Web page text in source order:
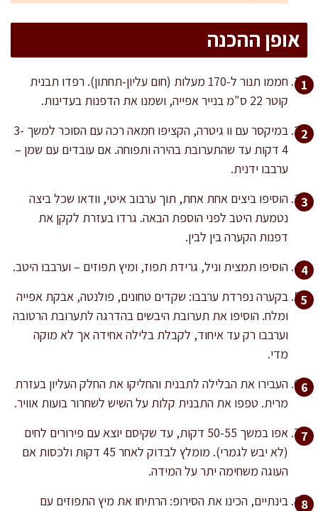
אופן ההכנה
חממו תנור ל-170 מעלות (חום עליון-תחתון). רפדו תבנית
קוטר 22 ס"מ בנייר אפייה, ושמנו את הדפנות בעדינות.
במיקסר עם וו גיטרה, הקציפו חמאה רכה עם הסוכר למשך 3-
4 דקות עד שהתערובת בהירה ותפוחה. אם עובדים עם שמן –
ערבבו ידנית.
הוסיפו ביצים אחת אחת, תוך ערבוב איטי, וודאו שכל ביצה
נטמעת היטב לפני הוספת הבאה. גרדו בעזרת לקקן את
דפנות הקערה בין לבין.
הוסיפו תמצית וניל, גרידת תפוז, ומיץ תפוזים – וערבבו היטב.
בקערה נפרדת ערבבו: שקדים טחונים, פולנטה, אבקת אפייה
ומלח. הוסיפו את תערובת היבשים בהדרגה לתערובת הרטובה
וערבבו רק עד איחוד, לקבלת בלילה אחידה אך לא מוקה
מדי.
העבירו את הבלילה לתבנית והחליקו את החלק העליון בעזרת
מרית. טפפו את התבנית קלות על השיש לשחרור בועות אוויר.
אפו במשך 50-55 דקות, עד שקיסם יוצא עם פירורים לחים
(לא יבש לגמרי). מומלץ לבדוק לאחר 45 דקות ולכסות אם
העוגה משחימה יתר על המידה.
בינתיים, הכינו את הסירופ: הרתיחו את מיץ התפוזים עם